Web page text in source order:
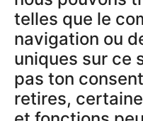
telles que le
navigation ou
uniques sur ce
pas ton
retires,
Impressum
Datenschutz App